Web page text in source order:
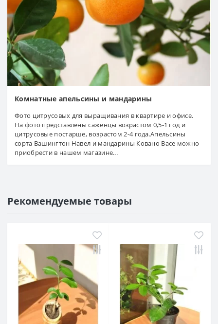
Комнатные апельсины и мандарины
Фото цитрусовых для выращивания в квартире и офисе.
На фото представлены саженцы возрастом 0,5-1 год и
цитрусовые постарше, возрастом 2-4 года.Апельсины
сорта Вашингтон Навел и мандарины Ковано Васе можно
приобрести в нашем магазине...
Рекомендуемые товары